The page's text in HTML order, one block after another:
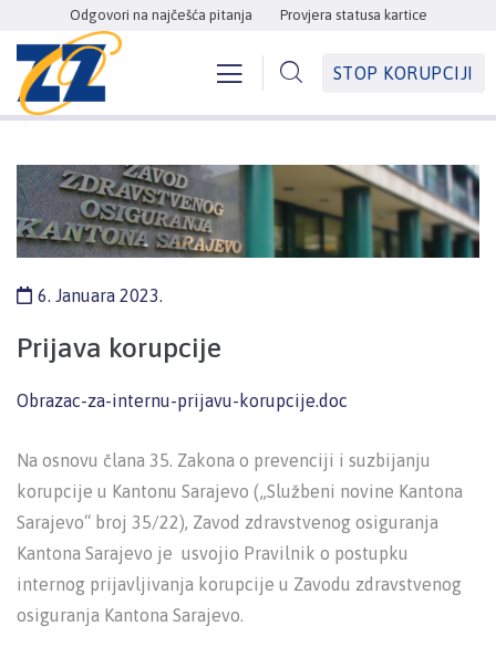
Odgovori na najčešća pitanja Provjera statusa kartice
STOP KORUPCIJI
6. Januara 2023.
Prijava korupcije
Obrazac-za-internu-prijavu-korupcije.doc
Na osnovu člana 35. Zakona o prevenciji i suzbijanju
korupcije u Kantonu Sarajevo („Službeni novine Kantona
Sarajevo“ broj 35/22), Zavod zdravstvenog osiguranja
Kantona Sarajevo je usvojio Pravilnik o postupku
internog prijavljivanja korupcije u Zavodu zdravstvenog
osiguranja Kantona Sarajevo.